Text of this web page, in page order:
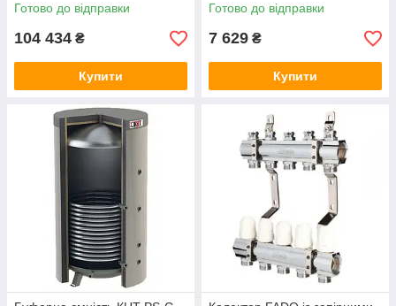
Готово до відправки
104 434 ₴
Купити
Готово до відправки
7 629 ₴
Купити